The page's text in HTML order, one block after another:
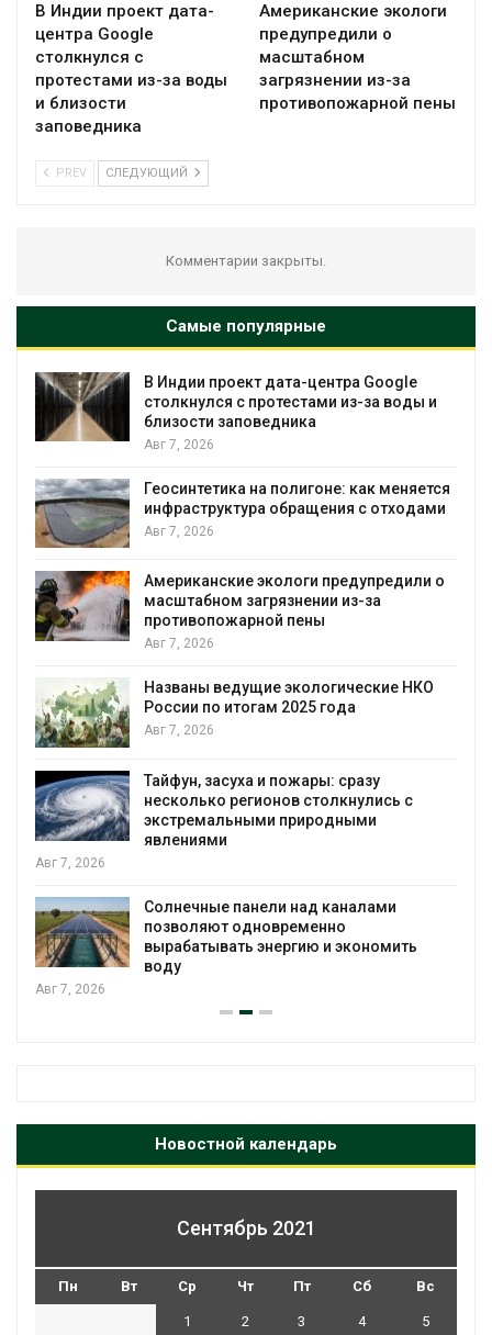
В Индии проект дата-
центра Google
столкнулся с
протестами из-за воды
и близости
заповедника
Американские экологи
предупредили о
масштабном
загрязнении из-за
противопожарной пены
PREV СЛЕДУЮЩИЙ
Комментарии закрыты.
Самые популярные
В Индии проект дата-центра Google
столкнулся с протестами из-за воды и
близости заповедника
Авг 7, 2026
Геосинтетика на полигоне: как меняется
инфраструктура обращения с отходами
Авг 7, 2026
Американские экологи предупредили о
масштабном загрязнении из-за
противопожарной пены
Авг 7, 2026
Названы ведущие экологические НКО
России по итогам 2025 года
Авг 7, 2026
Тайфун, засуха и пожары: сразу
несколько регионов столкнулись с
экстремальными природными
явлениями
Авг 7, 2026
Солнечные панели над каналами
позволяют одновременно
вырабатывать энергию и экономить
воду
Авг 7, 2026
Новостной календарь
Сентябрь 2021
Пн Вт Ср Чт Пт Сб Вс
1 2 3 4 5